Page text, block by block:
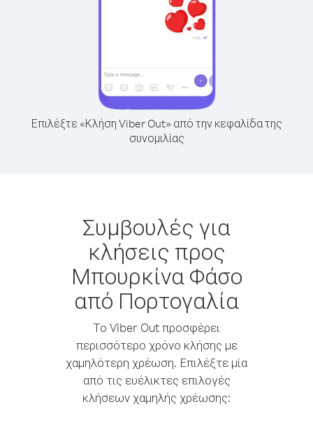
Επιλέξτε «Κλήση Viber Out» από την κεφαλίδα της
συνομιλίας
Συμβουλές για
κλήσεις προς
Μπουρκίνα Φάσο
από Πορτογαλία
Το Viber Out προσφέρει
περισσότερο χρόνο κλήσης με
χαμηλότερη χρέωση. Επιλέξτε μία
από τις ευέλικτες επιλογές
κλήσεων χαμηλής χρέωσης: